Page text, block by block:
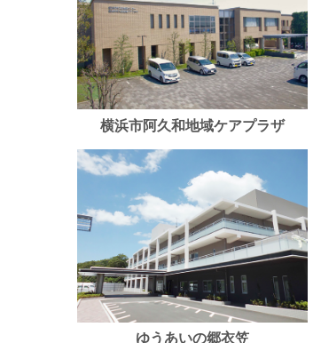
横浜市阿久和地域ケアプラザ
ゆうあいの郷衣笠